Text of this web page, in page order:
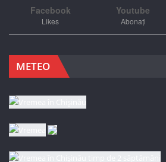
Facebook
Likes
Youtube
Abonați
METEO